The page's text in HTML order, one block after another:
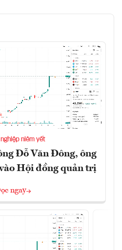
nghiệp niêm yết
Đỗ Văn Đông, ông
Hội đồng quản trị
ngay